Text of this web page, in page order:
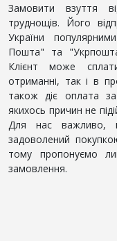
Замовити взуття
труднощів. Його
України
Пошта" та
Клієнт може
отриманні, так і в
також діє оплата
якихось причин не
Для нас важливо,
задоволений
тому пропонуємо
замовлення.